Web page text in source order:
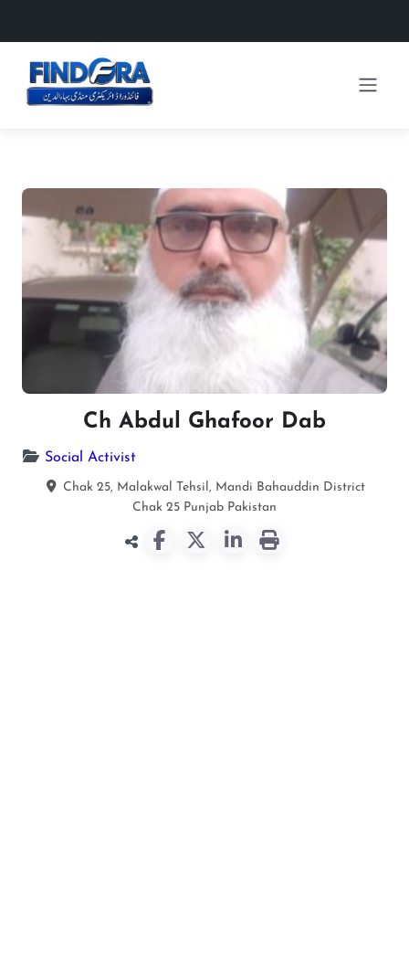
Ch Abdul Ghafoor Dab
Social Activist
Chak 25, Malakwal Tehsil, Mandi Bahauddin District
Chak 25 Punjab Pakistan